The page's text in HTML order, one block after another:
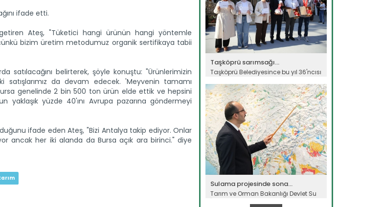
ifade etti.
Ateş, "Tüketici hangi ürünün hangi yöntemle
bizim üretim metodumuz organik sertifikaya tabii
satılacağını belirterek, şöyle konuştu: "Ürünlerimizin
da devam edecek. 'Meyvenin tamamı
genelinde 2 bin 500 ton ürün elde ettik ve hepsini
yüzde 40'ını Avrupa pazarına göndermeyi
ifade eden Ateş, "Bizi Antalya takip ediyor. Onlar
ancak her iki alanda da Bursa açık ara birinci." diye
Taşköprü sarımsağı...
Taşköprü Belediyesince bu yıl 36'ncısı
Devamını Oku ->
Sulama projesinde sona...
Tarım ve Orman Bakanlığı Devlet Su
İşleri Genel Müdürlüğünün...